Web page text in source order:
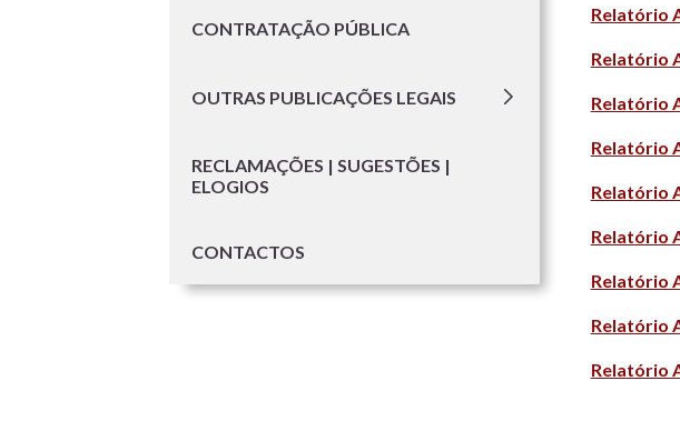
CONTRATAÇÃO PÚBLICA
OUTRAS PUBLICAÇÕES LEGAIS
RECLAMAÇÕES | SUGESTÕES |
ELOGIOS
CONTACTOS
Relatório
Relatório
Relatório
Relatório
Relatório
Relatório
Relatório
Relatório
Relatório